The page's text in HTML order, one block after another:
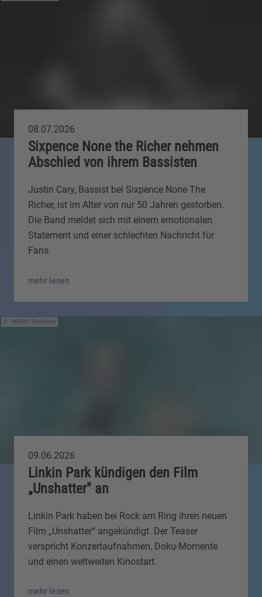
08.07.2026
Sixpence None the Richer nehmen
Abschied von ihrem Bassisten
Justin Cary, Bassist bei Sixpence None The
Richer, ist im Alter von nur 50 Jahren gestorben.
Die Band meldet sich mit einem emotionalen
Statement und einer schlechten Nachricht für
Fans.
mehr lesen
IMAGO / Berlinfoto
09.06.2026
Linkin Park kündigen den Film
„Unshatter" an
Linkin Park haben bei Rock am Ring ihren neuen
Film „Unshatter“ angekündigt. Der Teaser
verspricht Konzertaufnahmen, Doku-Momente
und einen weltweiten Kinostart.
mehr lesen